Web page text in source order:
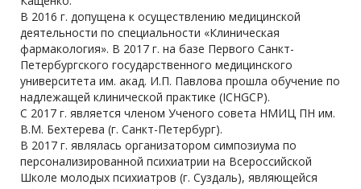
В 2016 г. допущена к осуществлению медицинской
деятельности по специальности «Клиническая
фармакология». В 2017 г. на базе Первого Санкт-
Петербургского государственного медицинского
университета им. акад. И.П. Павлова прошла обучение по
надлежащей клинической практике (ICHGCP).
С 2017 г. является членом Ученого совета НМИЦ ПН им.
В.М. Бехтерева (г. Санкт-Петербург).
В 2017 г. являлась организатором симпозиума по
персонализированной психиатрии на Всероссийской
Школе молодых психиатров (г. Суздаль), являющейся